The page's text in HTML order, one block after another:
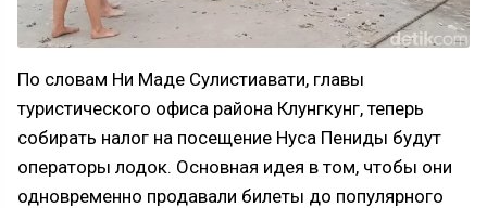
По словам Ни Маде Сулистиавати, главы
туристического офиса района Клунгкунг, теперь
собирать налог на посещение Нуса Пениды будут
операторы лодок. Основная идея в том, чтобы они
одновременно продавали билеты до популярного